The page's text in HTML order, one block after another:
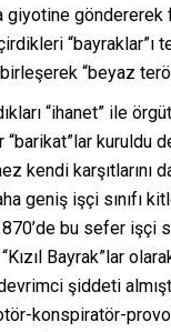
giyotine
“beyaz
“ihanet” ile
“barikat”lar kuruldu
kendi
geniş işçi sınıfı
bu sefer işçi
Bayrak”lar
şiddeti
konspiratör-